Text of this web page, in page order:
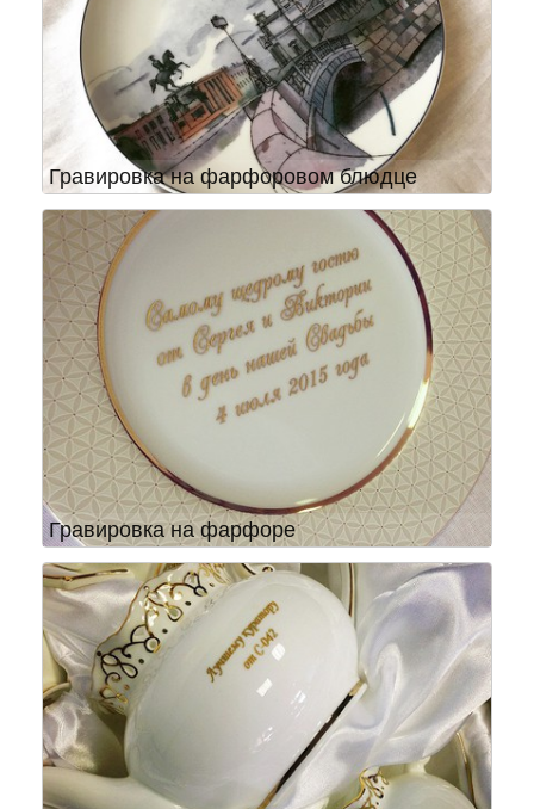
Гравировка на фарфоровом блюдце
Гравировка на фарфоре